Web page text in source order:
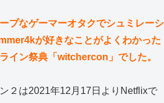
プなゲーマーオタクでシュミレーシ
が好きなことがよくわかった
イン祭典「witchercon」でした。
２は2021年12月17日よりNetflixで